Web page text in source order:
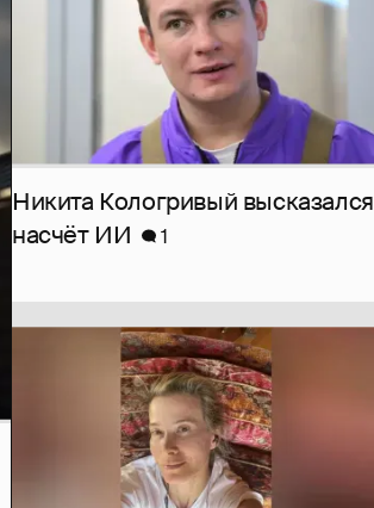
Никита Кологривый высказался
насчёт ИИ
1